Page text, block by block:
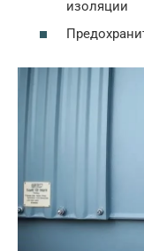
изоляции